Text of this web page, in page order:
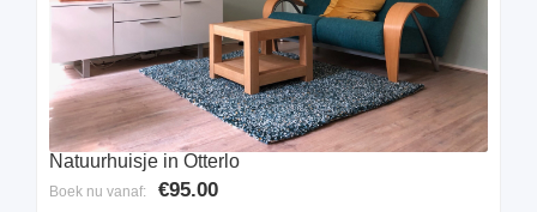
Natuurhuisje in Otterlo
Boek nu vanaf: €95.00